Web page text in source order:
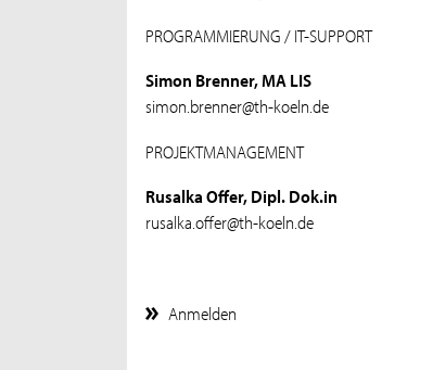
PROGRAMMIERUNG / IT-SUPPORT
Simon Brenner, MA LIS
simon.brenner@th-koeln.de
PROJEKTMANAGEMENT
Rusalka Offer, Dipl. Dok.in
rusalka.offer@th-koeln.de
Anmelden